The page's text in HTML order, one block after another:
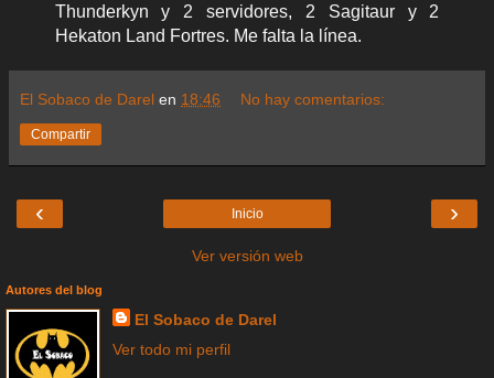
Thunderkyn y 2 servidores, 2 Sagitaur y 2
Hekaton Land Fortres. Me falta la línea.
El Sobaco de Darel en 18:46 No hay comentarios:
Compartir
‹ ›
Inicio
Ver versión web
Autores del blog
El Sobaco de Darel
Ver todo mi perfil